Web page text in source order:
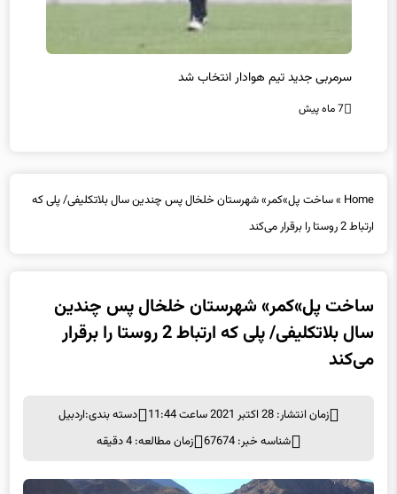
سرمربی جدید تیم هوادار انتخاب شد
7 ماه پیش
Home
»ساخت پل»کمر» شهرستان خلخال پس چندین سال بلاتکلیفی/ پلی که
ارتباط 2 روستا را برقرار می‌کند
ساخت پل»کمر» شهرستان خلخال پس چندین
سال بلاتکلیفی/ پلی که ارتباط 2 روستا را برقرار
می‌کند
زمان انتشار: 28 اکتبر 2021 ساعت 11:44 دسته بندی:اردبیل
شناسه خبر: 67674
زمان مطالعه: 4 دقیقه